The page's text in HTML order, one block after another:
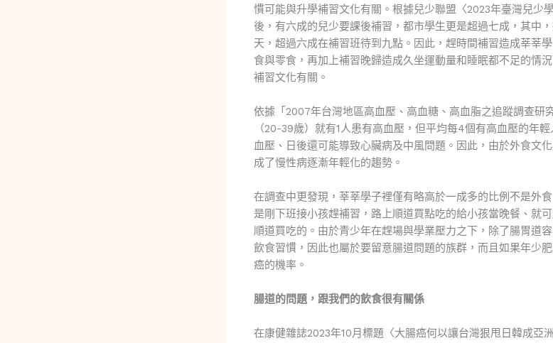
慣可能與升學補習文化有關。根據兒少聯盟〈2023年臺灣兒少
後，有六成的兒少要課後補習，都市學生更是超過七成，其中
天，超過六成在補習班待到九點。因此，趕時間補習造成莘莘
食與零食，再加上補習晚歸造成久坐運動量和睡眠都不足的情
補習文化有關。
依據「2007年台灣地區高血壓、高血糖、高血脂之追蹤調查研
（20-39歲）就有1人患有高血壓，但平均每4個有高血壓的年
血壓、日後還可能導致心臟病及中風問題。因此，由於外食文
成了慢性病逐漸年輕化的趨勢。
在調查中更發現，莘莘學子裡僅有略高於一成多的比例不是外
是剛下班接小孩趕補習，路上順道買點吃的給小孩當晚餐、就
順道買吃的。由於青少年在趕場與學業壓力之下，除了腸胃道
飲食習慣，因此也屬於要留意腸道問題的族群，而且如果年少
癌的機率。
腸道的問題，跟我們的飲食很有關係
在康健雜誌2023年10月標題〈大腸癌何以讓台灣狠甩日韓成亞